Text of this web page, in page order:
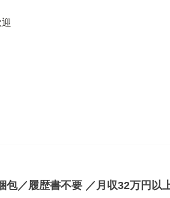
包／履歴書不要 ／月収32万円以